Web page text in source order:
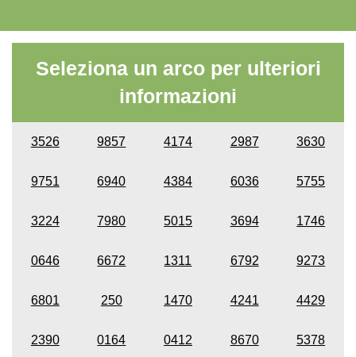
Seleziona un arco per ulteriori
informazioni
3526 9857 4174 2987 3630
9751 6940 4384 6036 5755
3224 7980 5015 3694 1746
0646 6672 1311 6792 9273
6801 250 1470 4241 4429
2390 0164 0412 8670 5378